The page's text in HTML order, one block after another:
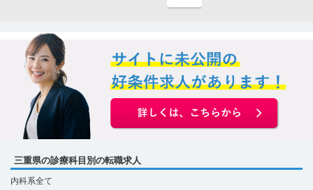
三重県の診療科目別の転職求人
内科系全て